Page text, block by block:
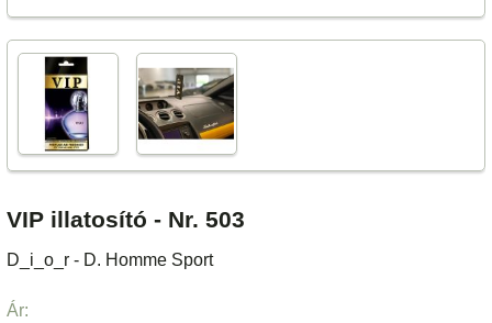
VIP illatosító - Nr. 503
D_i_o_r - D. Homme Sport
Ár: